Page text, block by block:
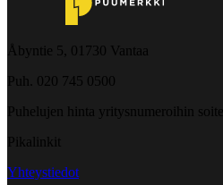
Åbyntie 5, 01730 Vantaa
Puh. 020 745 0500
Puhelujen hinta yritysnumeroihin
Pikalinkit
Yhteystiedot